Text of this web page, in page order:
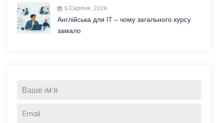
5 Серпня, 2026
Англійська для IT – чому загального курсу
замало